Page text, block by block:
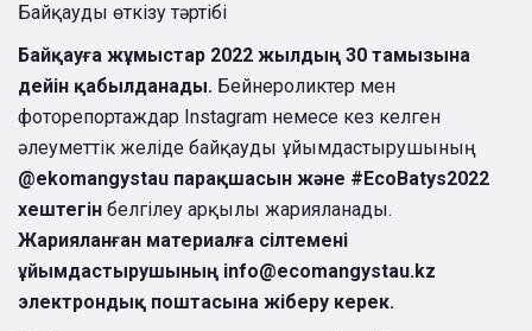
Байқауды өткізу тәртібі
Байқауға жұмыстар 2022 жылдың 30 тамызына
дейін қабылданады. Бейнероликтер мен
фоторепортаждар Instagram немесе кез келген
әлеуметтік желіде байқауды ұйымдастырушының
@ekomangystau парақшасын және #EcoBatys2022
хештегін белгілеу арқылы жарияланады.
Жарияланған материалға сілтемені
ұйымдастырушының info@ecomangystau.kz
электрондық поштасына жіберу керек.